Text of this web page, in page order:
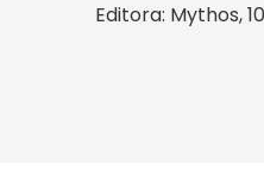
Editora: Mythos,